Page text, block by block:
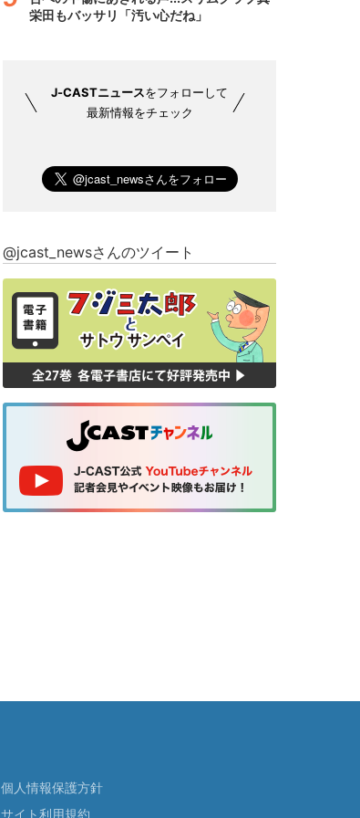
栄田もバッサリ「汚い心だね」
J-CASTニュースをフォローして
最新情報をチェック
@jcast_newsさんのツイート
個人情報保護方針
サイト利用規約